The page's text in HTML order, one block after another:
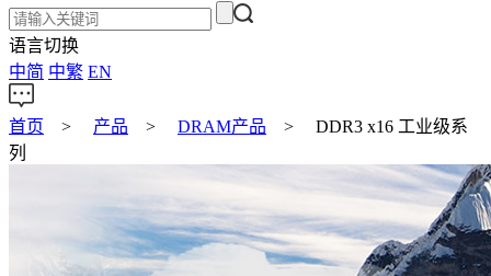
语言切换
中简 中繁 EN
首页 > 产品 > DRAM产品 > DDR3 x16 工业级系
列